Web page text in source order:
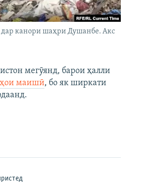
дар канори шаҳри Душанбе. Акс
мегӯянд, барои ҳалли
маишӣ, бо як ширкати